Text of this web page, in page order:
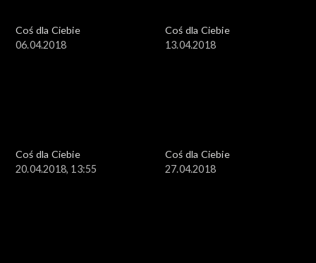
Coś dla Ciebie
06.04.2018
Coś dla Ciebie
13.04.2018
Coś dla Ciebie
20.04.2018, 13:55
Coś dla Ciebie
27.04.2018